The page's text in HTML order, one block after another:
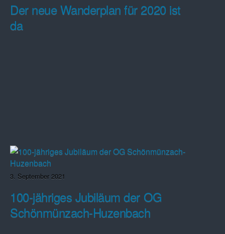
Der neue Wanderplan für 2020 ist
da
3. September 2021
100-jähriges Jubiläum der OG
Schönmünzach-Huzenbach